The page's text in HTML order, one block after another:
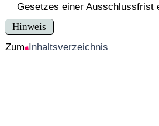
Gesetzes einer Ausschlussfrist
Hinweis
Zum Inhaltsverzeichnis